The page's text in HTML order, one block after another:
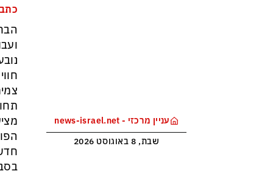
עניין מרכזי - news-israel.net
שבת, 8 באוגוסט 2026